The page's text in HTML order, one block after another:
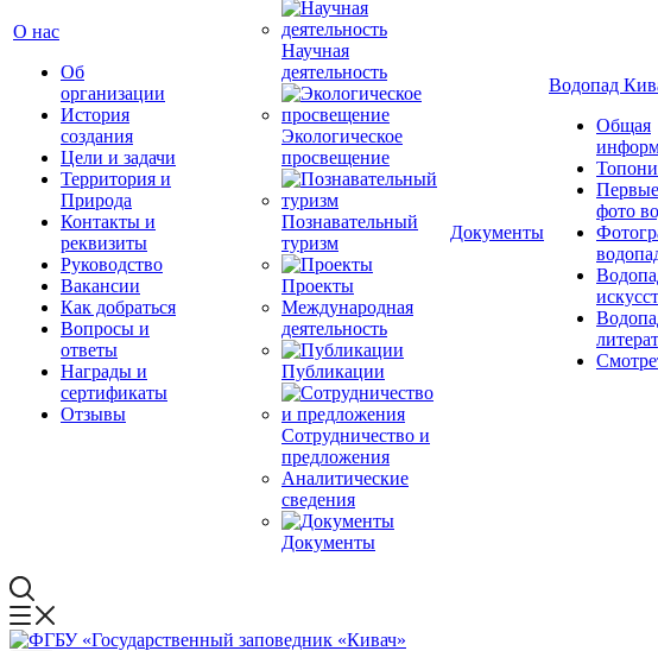
О нас
Об
организации
История
создания
Цели и задачи
Территория и
Природа
Контакты и
реквизиты
Руководство
Вакансии
Как добраться
Вопросы и
ответы
Награды и
сертификаты
Отзывы
Научная
деятельность
Экологическое
просвещение
Познавательный
туризм
Проекты
Международная
деятельность
Публикации
Сотрудничество и
предложения
Аналитические
сведения
Документы
Документы
Водопад
Общая
фото